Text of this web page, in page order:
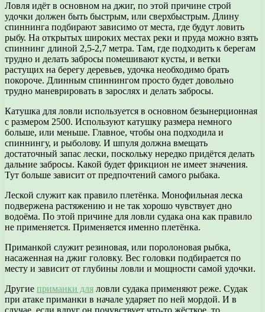
Ловля идёт в основном на джиг, по этой причине строй
удочки должен быть быстрым, или сверхбыстрым. Длину
спиннинга подбирают зависимо от места, где будут ловить
рыбу. На открытых широких местах реки и пруда можно взять
спиннинг длиной 2,5-2,7 метра. Там, где подходить к берегам
трудно и делать забросы помешивают кусты, и ветки
растущих на берегу деревьев, удочка необходимо брать
покороче. Длинным спиннингом просто будет довольно
трудно маневрировать в зарослях и делать забросы.
Катушка для ловли используется в основном безынерционная
с размером 2500. Используют катушку размера немного
больше, или меньше. Главное, чтобы она подходила и
спиннингу, и рыболову. И шпуля должна вмещать
достаточный запас лески, поскольку нередко придётся делать
дальние забросы. Какой будет фрикцион не имеет значения.
Тут больше зависит от предпочтений самого рыбака.
Леской служит как правило плетёнка. Монофильная леска
подвержена растяжению и не так хорошо чувствует дно
водоёма. По этой причине для ловли судака она как правило
не применяется. Применяется именно плетёнка.
Приманкой служит резиновая, или поролоновая рыбка,
насаженная на джиг головку. Вес головки подбирается по
месту и зависит от глубины ловли и мощности самой удочки.
Другие приманки для ловли судака применяют реже. Судак
при атаке приманки в начале ударяет по ней мордой. И в